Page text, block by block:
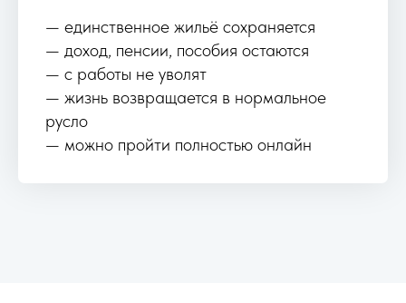
— единственное жильё сохраняется
— доход, пенсии, пособия остаются
— с работы не уволят
— жизнь возвращается в нормальное
русло
— можно пройти полностью онлайн